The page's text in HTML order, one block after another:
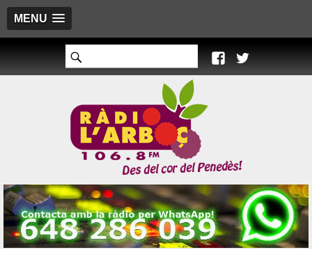
MENU